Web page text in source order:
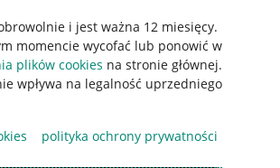
i jest ważna 12 miesięcy.
momencie wycofać lub ponowić w
plików cookies na stronie głównej.
wpływa na legalność uprzedniego
polityka ochrony prywatności